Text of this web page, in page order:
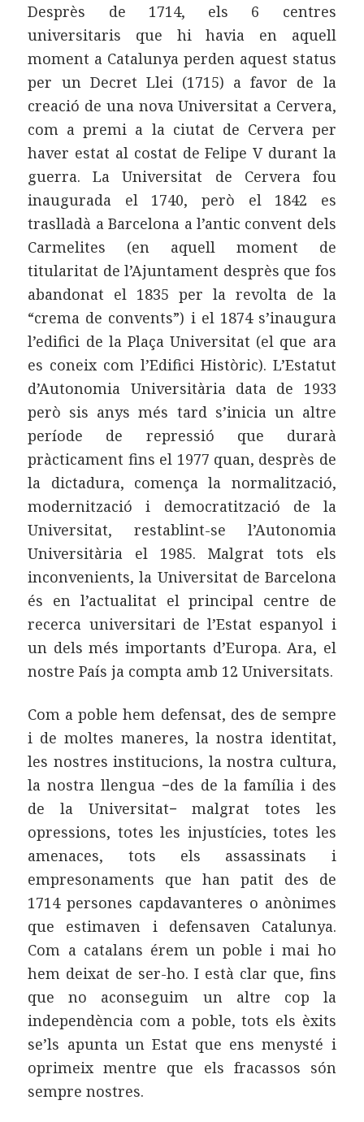
Desprès de 1714, els 6 centres
universitaris que hi havia en aquell
moment a Catalunya perden aquest status
per un Decret Llei (1715) a favor de la
creació de una nova Universitat a Cervera,
com a premi a la ciutat de Cervera per
haver estat al costat de Felipe V durant la
guerra. La Universitat de Cervera fou
inaugurada el 1740, però el 1842 es
traslladà a Barcelona a l’antic convent dels
Carmelites (en aquell moment de
titularitat de l’Ajuntament desprès que fos
abandonat el 1835 per la revolta de la
“crema de convents”) i el 1874 s’inaugura
l’edifici de la Plaça Universitat (el que ara
es coneix com l’Edifici Històric). L’Estatut
d’Autonomia Universitària data de 1933
però sis anys més tard s’inicia un altre
període de repressió que durarà
pràcticament fins el 1977 quan, desprès de
la dictadura, comença la normalització,
modernització i democratització de la
Universitat, restablint-se l’Autonomia
Universitària el 1985. Malgrat tots els
inconvenients, la Universitat de Barcelona
és en l’actualitat el principal centre de
recerca universitari de l’Estat espanyol i
un dels més importants d’Europa. Ara, el
nostre País ja compta amb 12 Universitats.
Com a poble hem defensat, des de sempre
i de moltes maneres, la nostra identitat,
les nostres institucions, la nostra cultura,
la nostra llengua −des de la família i des
de la Universitat− malgrat totes les
opressions, totes les injustícies, totes les
amenaces, tots els assassinats i
empresonaments que han patit des de
1714 persones capdavanteres o anònimes
que estimaven i defensaven Catalunya.
Com a catalans érem un poble i mai ho
hem deixat de ser-ho. I està clar que, fins
que no aconseguim un altre cop la
independència com a poble, tots els èxits
se’ls apunta un Estat que ens menysté i
oprimeix mentre que els fracassos són
sempre nostres.